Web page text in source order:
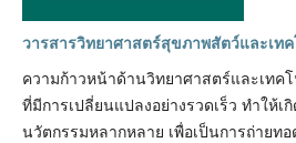
วารสารวิทยาศาสตร์สุขภาพสัตว์และเท
ความก้าวหน้าด้านวิทยาศาสตร์และเทค
ที่มีการเปลี่ยนแปลงอย่างรวดเร็ว ทำให้เ
นวัตกรรมหลากหลาย เพื่อเป็นการถ่ายท